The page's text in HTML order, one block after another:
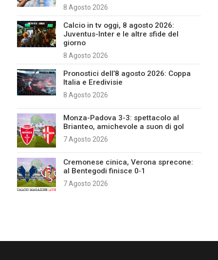
8 Agosto 2026
Calcio in tv oggi, 8 agosto 2026:
Juventus-Inter e le altre sfide del
giorno
8 Agosto 2026
Pronostici dell’8 agosto 2026: Coppa
Italia e Eredivisie
8 Agosto 2026
Monza-Padova 3-3: spettacolo al
Brianteo, amichevole a suon di gol
7 Agosto 2026
Cremonese cinica, Verona sprecone:
al Bentegodi finisce 0‑1
7 Agosto 2026